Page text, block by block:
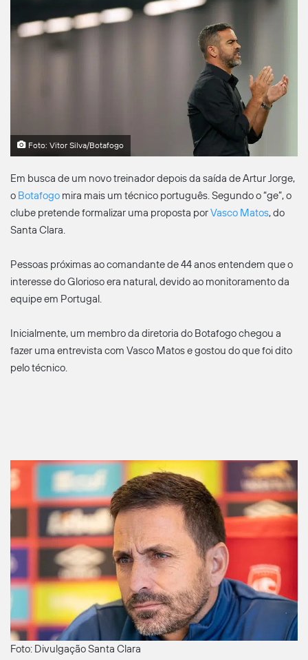
Foto: Vitor Silva/Botafogo
Em busca de um novo treinador depois da saída de Artur Jorge,
o Botafogo mira mais um técnico português. Segundo o “ge”, o
clube pretende formalizar uma proposta porVasco Matos, do
Santa Clara.
Pessoas próximas ao comandante de 44 anos entendem que o
interesse do Glorioso era natural, devido ao monitoramento da
equipe em Portugal.
Inicialmente, um membro da diretoria do Botafogo chegou a
fazer uma entrevista com Vasco Matos e gostou do que foi dito
pelo técnico.
Foto: Divulgação Santa Clara